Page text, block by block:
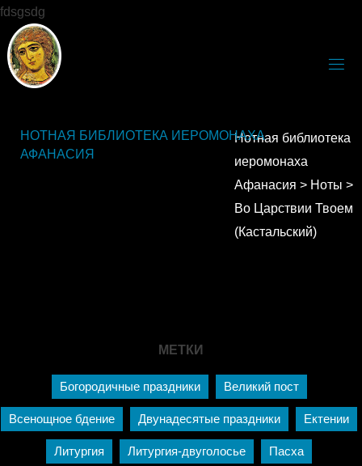
fdsgsdg
НОТНАЯ БИБЛИОТЕКА ИЕРОМОНАХА
АФАНАСИЯ
Нотная библиотека
иеромонаха
Афанасия > Ноты >
Во Царствии Твоем
(Кастальский)
МЕТКИ
Богородичные праздники Великий пост
Всенощное бдение Двунадесятые праздники Ектении
Литургия Литургия-двуголосье Пасха